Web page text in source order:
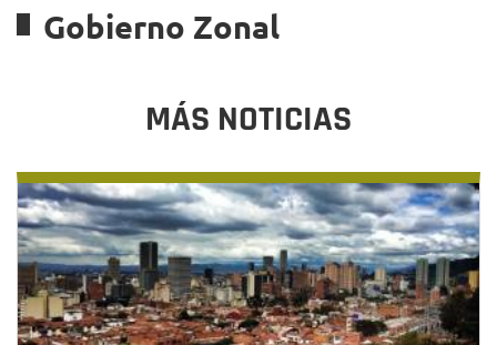
Gobierno Zonal
MÁS NOTICIAS